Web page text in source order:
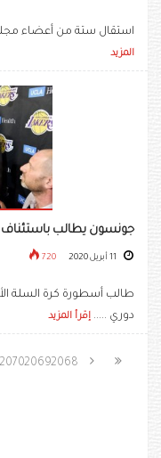
استقال ستة من أعضاء
المزيد
جونسون يطالب
720
طالب أسطورة كرة السلة
دوري ..... إقرأ المزيد
2068
2069
2070